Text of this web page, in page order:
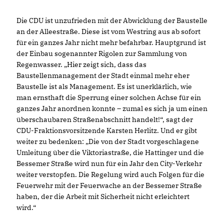
Die CDU ist unzufrieden mit der Abwicklung der Baustelle
an der Alleestraße. Diese ist vom Westring aus ab sofort
für ein ganzes Jahr nicht mehr befahrbar. Hauptgrund ist
der Einbau sogenannter Rigolen zur Sammlung von
Regenwasser. „Hier zeigt sich, dass das
Baustellenmanagement der Stadt einmal mehr eher
Baustelle ist als Management. Es ist unerklärlich, wie
man ernsthaft die Sperrung einer solchen Achse für ein
ganzes Jahr anordnen konnte – zumal es sich ja um einen
überschaubaren Straßenabschnitt handelt!“, sagt der
CDU-Fraktionsvorsitzende Karsten Herlitz. Und er gibt
weiter zu bedenken: „Die von der Stadt vorgeschlagene
Umleitung über die Viktoriastraße, die Hattinger und die
Bessemer Straße wird nun für ein Jahr den City-Verkehr
weiter verstopfen. Die Regelung wird auch Folgen für die
Feuerwehr mit der Feuerwache an der Bessemer Straße
haben, der die Arbeit mit Sicherheit nicht erleichtert
wird.“